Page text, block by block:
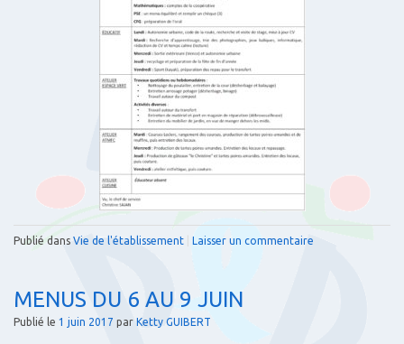
Publié dans Vie de l'établissement Laisser un commentaire
MENUS DU 6 AU 9 JUIN
Publié le 1 juin 2017 par Ketty GUIBERT